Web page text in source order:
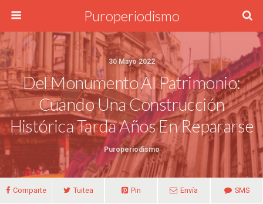
Puroperiodismo
30 Mayo 2022
Del Monumento Al Patrimonio:
Cuando Una Construcción
Histórica Tarda Años En Repararse
Puroperiodismo
Comparte Tuitea Pin Envía SMS